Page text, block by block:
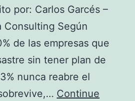
por: Carlos Garcés –
Consulting Según
de las empresas que
sin tener plan de
nunca reabre el
Continue